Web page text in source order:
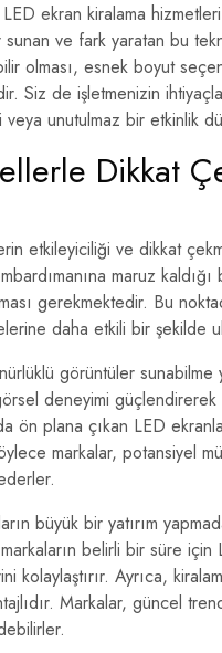
ekran kiralama
ve fark yaratan bu
olması, esnek boyut
Siz de işletmenizin
unutulmaz bir etkinlik
Dikkat
etkileyiciliği ve dikkat
maruz
gerekmektedir. Bu
daha etkili bir şekilde
görüntüler
deneyimi güçlendirerek
ön plana çıkan LED
markalar, potansiyel
büyük bir yatırım
belirli bir süre için
kolaylaştırır. Ayrıca,
Markalar, güncel